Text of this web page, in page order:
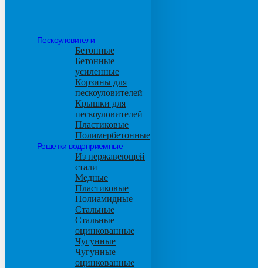
Пескоуловители
Бетонные
Бетонные
усиленные
Корзины для
пескоуловителей
Крышки для
пескоуловителей
Пластиковые
Полимербетонные
Решетки водоприемные
Из нержавеющей
стали
Медные
Пластиковые
Полиамидные
Стальные
Стальные
оцинкованные
Чугунные
Чугунные
оцинкованные